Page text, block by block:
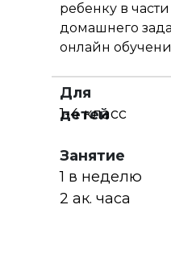
ребенку в
домашнего
онлайн
Для
детей
1-4 класс
Занятие
1 в неделю
2 ак. часа